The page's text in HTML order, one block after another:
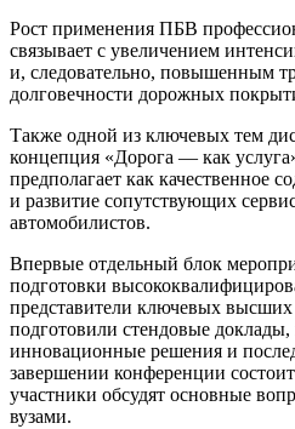
Рост применения ПБВ
связывает с увеличением
и, следовательно, повышенным
долговечности дорожных
Также одной из ключевых тем
концепция «Дорога — как
предполагает как качественное
и развитие сопутствующих
автомобилистов.
Впервые отдельный блок
подготовки
представители ключевых
подготовили стендовые
инновационные решения и
завершении конференции
участники обсудят основные
вузами.